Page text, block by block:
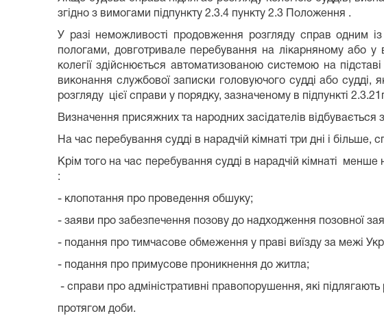
згідно з вимогами підпункту 2.3.4 пункту 2.3 Положення .
У разі неможливості продовження розгляду справ одним із
пологами, довготривале перебування на лікарняному або у
колегії здійснюється автоматизованою системою на
виконання службової записки головуючого судді або судді,
розгляду цієї справи у порядку, зазначеному в підпункті
Визначення присяжних та народних засідателів
На час перебування судді в нарадчій кімнаті три дні і більше,
Крім того на час перебування судді в нарадчій кімнаті
:
- клопотання про проведення обшуку;
- заяви про забезпечення позову до надходження позовної
- подання про тимчасове обмеження у праві виїзду за межі
- подання про примусове проникнення до житла;
- справи про адміністративні правопорушення, які підлягають
протягом доби.